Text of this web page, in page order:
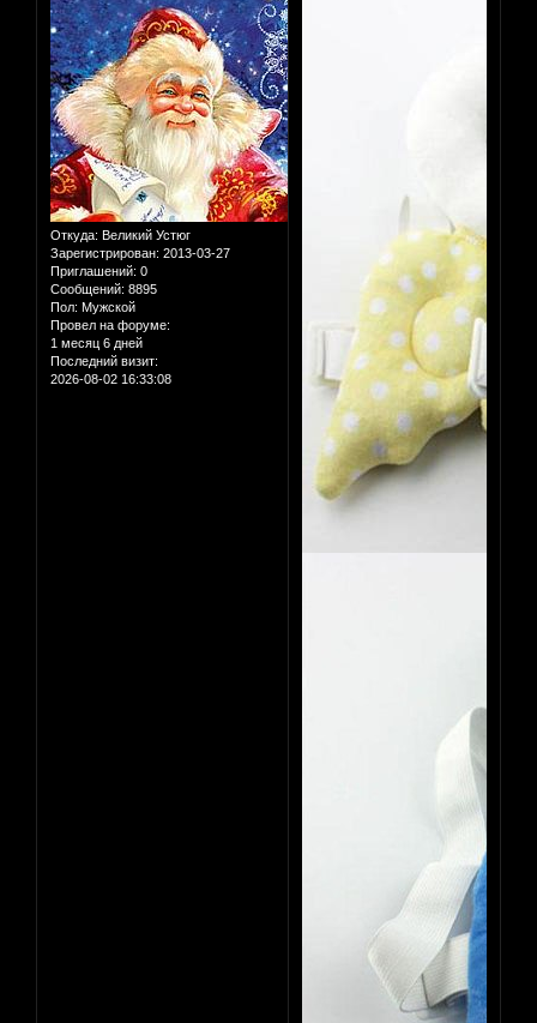
Откуда: Великий Устюг
Зарегистрирован: 2013-03-27
Приглашений: 0
Сообщений: 8895
Пол: Мужской
Провел на форуме:
1 месяц 6 дней
Последний визит:
2026-08-02 16:33:08